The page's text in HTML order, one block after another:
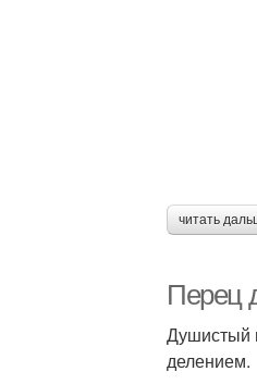
читать
Перец
Душистый
делением.